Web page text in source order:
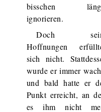
bisschen
ignorieren.
Doch
Hoffnungen
sich nicht.
wurde er immer
und bald hatte er
Punkt erreicht, an
es ihm nicht